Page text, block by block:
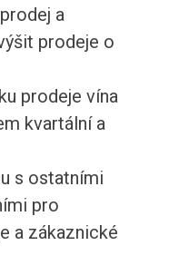
a
prodeje o
prodeje vína
kvartální a
s ostatními
pro
a zákaznické